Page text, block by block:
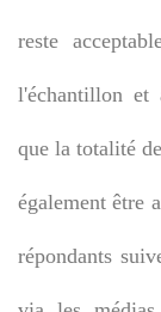
reste
l'échantillon et
que la totalité
également être
répondants